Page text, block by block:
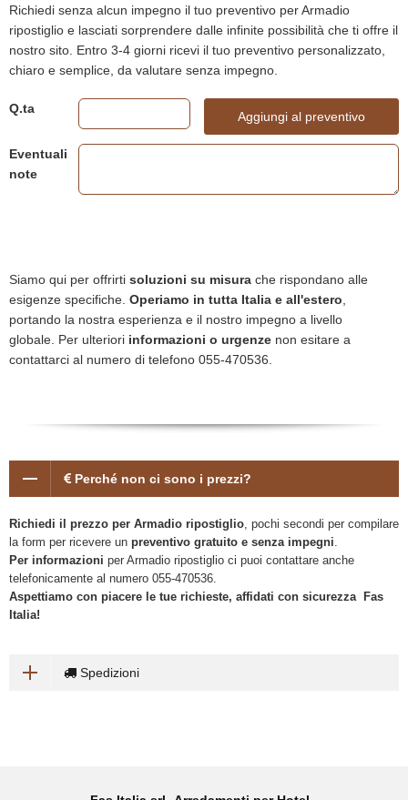
Richiedi senza alcun impegno il tuo preventivo per Armadio
ripostiglio e lasciati sorprendere dalle infinite possibilità che ti offre il
nostro sito. Entro 3-4 giorni ricevi il tuo preventivo personalizzato,
chiaro e semplice, da valutare senza impegno.
Q.ta
Aggiungi al preventivo
Eventuali
note
Siamo qui per offrirti soluzioni su misura che rispondano alle
esigenze specifiche. Operiamo in tutta Italia e all'estero,
portando la nostra esperienza e il nostro impegno a livello
globale. Per ulteriori informazioni o urgenze non esitare a
contattarci al numero di telefono 055-470536.
Perché non ci sono i prezzi?
Richiedi il prezzo per Armadio ripostiglio, pochi secondi per compilare
la form per ricevere un preventivo gratuito e senza impegni.
Per informazioni per Armadio ripostiglio ci puoi contattare anche
telefonicamente al numero 055-470536.
Aspettiamo con piacere le tue richieste, affidati con sicurezza Fas
Italia!
Spedizioni